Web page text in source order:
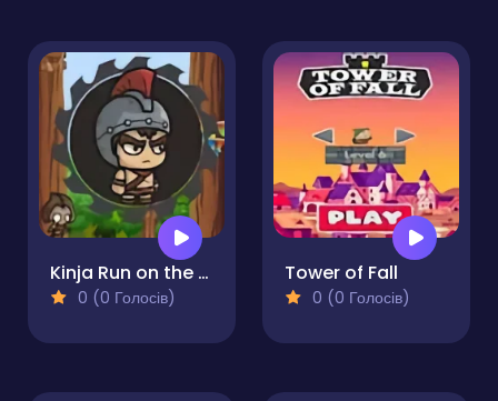
Kinja Run on the Wall
0 (0 Голосів)
Tower of Fall
0 (0 Голосів)